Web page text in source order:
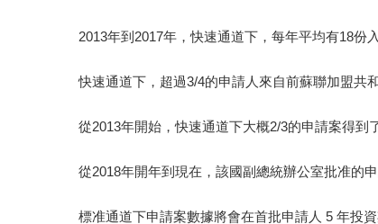
2013年到2017年，快速通道下，每年平均有18份
快速通道下，超過3/4的申請人來自前蘇聯加盟共
從2013年開始，快速通道下大概2/3的申請案得到
從2018年開年到現在，該國副總統辦公室批准的
標准通道下申請案數據將會在首批申請人 5 年投